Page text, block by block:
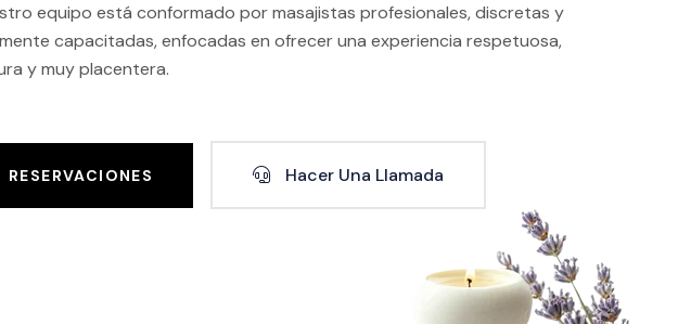
equipo está conformado por masajistas profesionales, discretas y
capacitadas, enfocadas en ofrecer una experiencia respetuosa,
y muy placentera.
RESERVACIONES Hacer Una Llamada